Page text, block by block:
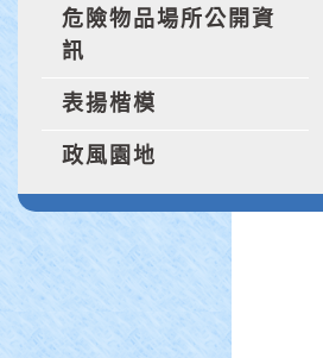
危險物品場所公開資
訊
表揚楷模
政風園地